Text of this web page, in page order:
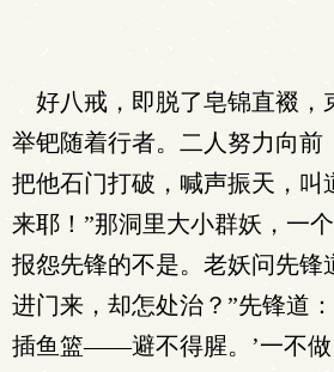
好八戒，即脱了皂锦直裰，
举钯随着行者。二人努力向前
把他石门打破，喊声振天，叫
来耶！”那洞里大小群妖，一
报怨先锋的不是。老妖问先锋
进门来，却怎处治？”先锋道
插鱼篮——避不得腥。’一不做